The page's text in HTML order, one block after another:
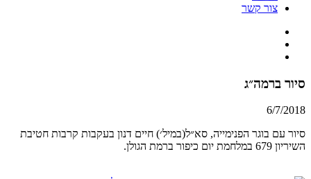
צור קשר
סיור ברמה״ג
6/7/2018
סיור עם בוגר הפנימייה, סא״ל(במיל׳) חיים דנון בעקבות קרבות חטיבת
השיריון 679 במלחמת יום כיפור ברמת הגולן.